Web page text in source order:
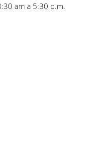
am a 5:30 p.m.